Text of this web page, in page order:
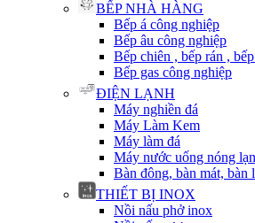
BẾP NHÀ HÀNG
Bếp á công nghiệp
Bếp âu công nghiệp
Bếp chiên , bếp rán ,
Bếp gas công nghiệp
ĐIỆN LẠNH
Máy nghiền đá
Máy Làm Kem
Máy làm đá
Máy nước uống nóng
Bàn đông, bàn mát, bàn
THIẾT BỊ INOX
Nồi nấu phở inox